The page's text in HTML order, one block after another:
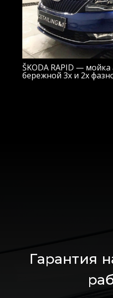
ŠKODA RAPID —
бережной 3х и 2х
Гарантия